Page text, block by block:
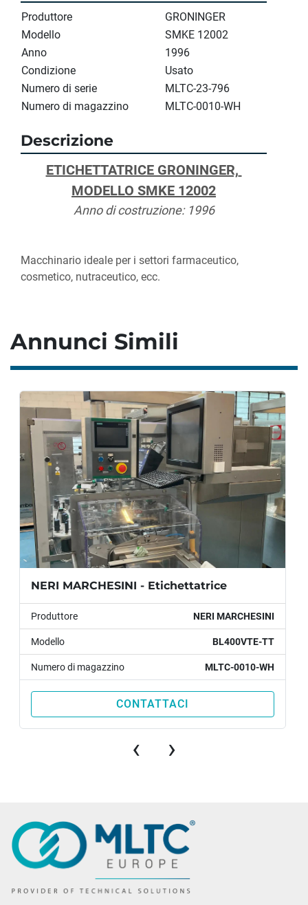
Produttore
GRONINGER
Modello
SMKE 12002
Anno
1996
Condizione
Usato
Numero di serie
MLTC-23-796
Numero di magazzino
MLTC-0010-WH
Descrizione
ETICHETTATRICE GRONINGER,
MODELLO SMKE 12002
Anno di costruzione: 1996
Macchinario ideale per i settori farmaceutico,
cosmetico, nutraceutico, ecc.
Annunci Simili
NERI MARCHESINI - Etichettatrice
Produttore NERI MARCHESINI
Modello BL400VTE-TT
Numero di magazzino MLTC-0010-WH
CONTATTACI
‹ ›